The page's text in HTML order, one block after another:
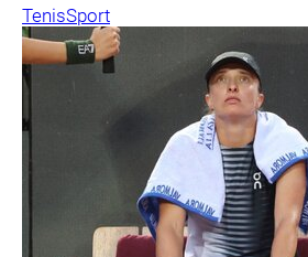
TenisSport